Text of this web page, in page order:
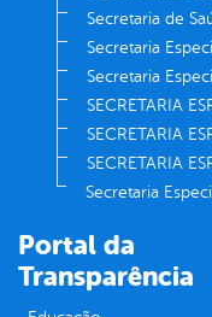
Secretaria de
Secretaria
Secretaria
SECRETARIA
SECRETARIA
SECRETARIA
Secretaria
Portal da
Transparência